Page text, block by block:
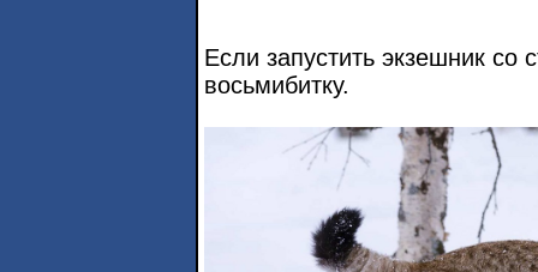
Если запустить экзешник со
восьмибитку.